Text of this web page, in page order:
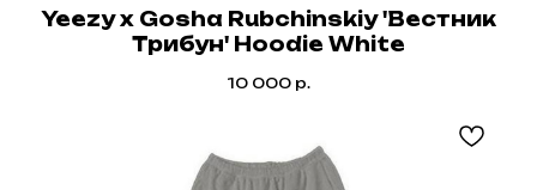
Yeezy x Gosha Rubchinskiy 'Вестник
Трибун' Hoodie White
10 000 р.